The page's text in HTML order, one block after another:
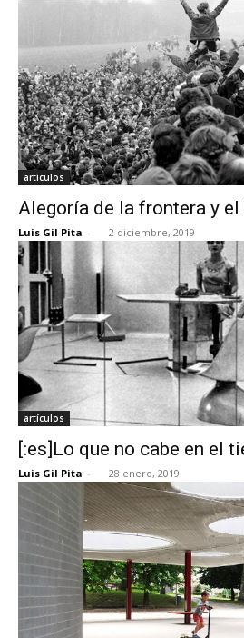
artículos
Alegoría de la frontera y
Luis Gil Pita - 2 diciembre, 2019
artículos
[:es]Lo que no cabe en el
Luis Gil Pita - 28 enero, 2019